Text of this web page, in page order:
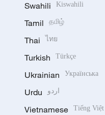
Swahili Kiswahili
Tamil தமிழ்
Thai ไทย
Turkish Türkçe
Ukrainian Українська
Urdu اردو
Vietnamese Tiếng Việt